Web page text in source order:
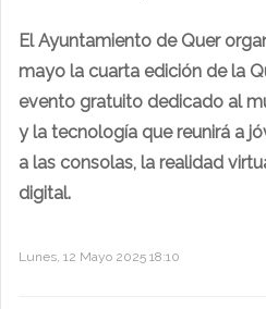
El Ayuntamiento de Quer
mayo la cuarta edición de la
evento gratuito dedicado al
y la tecnología que reunirá a
a las consolas, la realidad
digital.
Lunes, 12 Mayo 2025 18:10